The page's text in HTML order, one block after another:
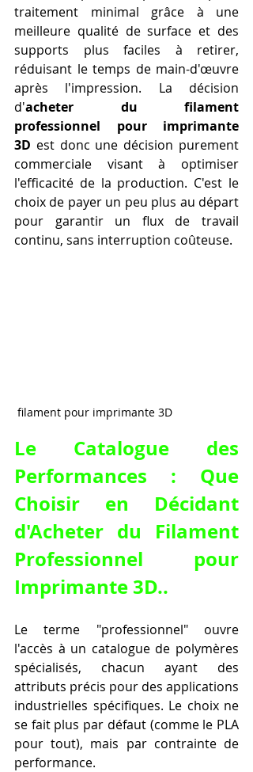
traitement minimal grâce à une
meilleure qualité de surface et des
supports plus faciles à retirer,
réduisant le temps de main-d'œuvre
après l'impression. La décision
d'acheter du filament
professionnel pour imprimante
3D est donc une décision purement
commerciale visant à optimiser
l'efficacité de la production. C'est le
choix de payer un peu plus au départ
pour garantir un flux de travail
continu, sans interruption coûteuse.
filament pour imprimante 3D
Le Catalogue des
Performances : Que
Choisir en Décidant
d'Acheter du Filament
Professionnel pour
Imprimante 3D..
Le terme "professionnel" ouvre
l'accès à un catalogue de polymères
spécialisés, chacun ayant des
attributs précis pour des applications
industrielles spécifiques. Le choix ne
se fait plus par défaut (comme le PLA
pour tout), mais par contrainte de
performance.